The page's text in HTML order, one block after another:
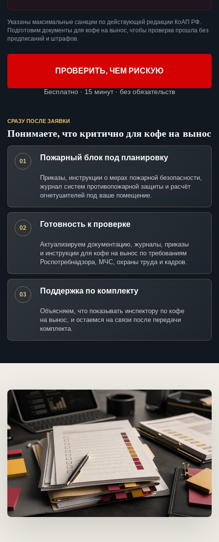
Указаны максимальные санкции по действующей редакции КоАП РФ.
Подготовим документы для кофе на вынос, чтобы проверка прошла без
предписаний и штрафов.
ПРОВЕРИТЬ, ЧЕМ РИСКУЮ
Бесплатно · 15 минут · без обязательств
СРАЗУ ПОСЛЕ ЗАЯВКИ
Понимаете, что критично для кофе на вынос
01 Пожарный блок под планировку
Приказы, инструкции о мерах пожарной безопасности,
журнал систем противопожарной защиты и расчёт
огнетушителей под ваше помещение.
02 Готовность к проверке
Актуализируем документацию, журналы, приказы
и инструкции для кофе на вынос по требованиям
Роспотребнадзора, МЧС, охраны труда и кадров.
03 Поддержка по комплекту
Объясняем, что показывать инспектору по кофе
на вынос, и остаемся на связи после передачи
комплекта.